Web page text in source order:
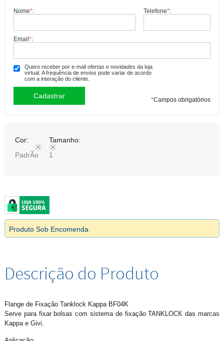
Nome*: Telefone*:
Email*:
Quero receber por e-mail ofertas e novidades da loja
virtual. A frequência de envios pode variar de acordo
com a interação do cliente.
*Campos obrigatórios
Cor:
PadrÃo
Tamanho:
1
Produto Sob Encomenda
Descrição do Produto
Flange de Fixação Tanklock Kappa BF04K
Serve para fixar bolsas com sistema de fixação TANKLOCK das marcas
Kappa e Givi.